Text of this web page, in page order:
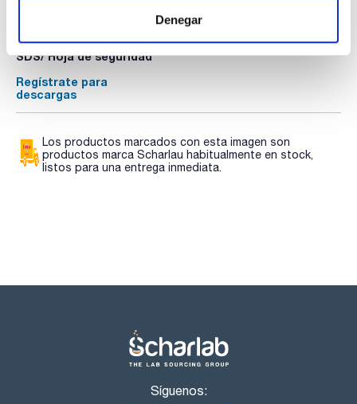
Denegar
descargas
Regístrate para
descargas
SDS/ Hoja de seguridad
Regístrate para
descargas
Los productos marcados con esta imagen son
productos marca Scharlau habitualmente en stock,
listos para una entrega inmediata.
Síguenos: